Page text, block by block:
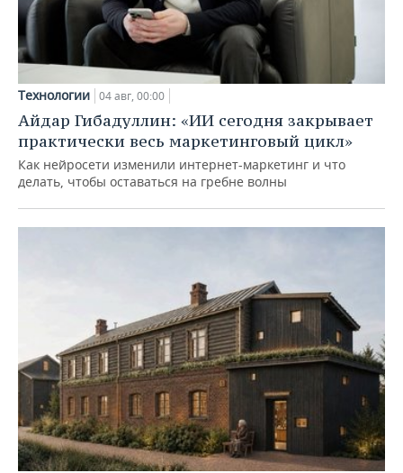
Технологии 04 авг, 00:00
Айдар Гибадуллин: «ИИ сегодня закрывает
практически весь маркетинговый цикл»
Как нейросети изменили интернет-маркетинг и что
делать, чтобы оставаться на гребне волны